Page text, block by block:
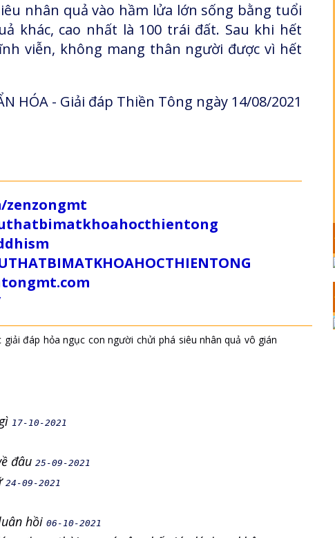
nhân quả vào hầm lửa lớn sống bằng tuổi
khác, cao nhất là 100 trái đất. Sau khi hết
viễn, không mang thân người được vì hết
HÓA - Giải đáp Thiền Tông ngày 14/08/2021
zenzongmt
giải đáp hỏa ngục con người chửi phá siêu nhân quả vô gián
17-10-2021
đâu 25-09-2021
24-09-2021
hồi 06-10-2021